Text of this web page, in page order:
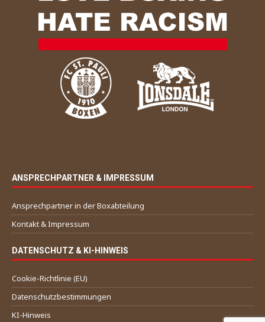
ANSPRECHPARTNER & IMPRESSUM
Ansprechpartner in der Boxabteilung
Kontakt & Impressum
DATENSCHUTZ & KI-HINWEIS
Cookie-Richtlinie (EU)
Datenschutzbestimmungen
KI-Hinweis